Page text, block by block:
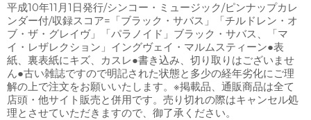
平成10年11月1日発行/シンコー・ミュージック/ピンナップカレ
ンダー付/収録スコア=「ブラック・サバス」「チルドレン・オ
ブ・ザ・グレイヴ」「パラノイド」ブラック・サバス、「マ
イ・レザレクション」イングヴェイ・マルムスティーン●表
紙、裏表紙にキズ、カスレ●書き込み、切り取りはございませ
ん●古い雑誌ですので明記された状態と多少の経年劣化にご理
解の上で注文をお願いいたします。※掲載品、通販商品は全て
店頭・他サイト販売と併用です。売り切れの際はキャンセル処
理とさせていただきますので、御了承ください。